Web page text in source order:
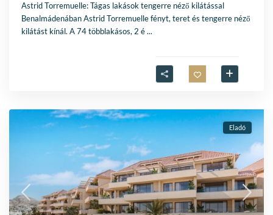
Astrid Torremuelle: Tágas lakások tengerre néző kilátással
Benalmádenában Astrid Torremuelle fényt, teret és tengerre néző
kilátást kínál. A 74 többlakásos, 2 é...
Eladó